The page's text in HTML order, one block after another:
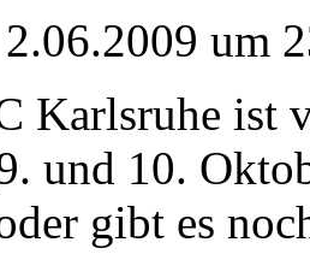
um
Karlsruhe ist
und 10.
gibt es